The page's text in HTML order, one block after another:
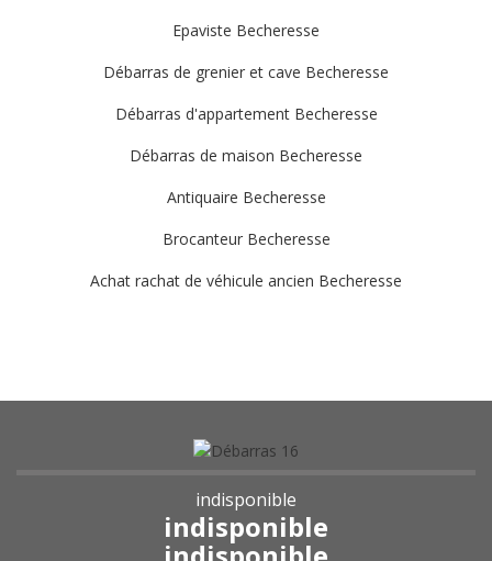
Epaviste Becheresse
Débarras de grenier et cave Becheresse
Débarras d'appartement Becheresse
Débarras de maison Becheresse
Antiquaire Becheresse
Brocanteur Becheresse
Achat rachat de véhicule ancien Becheresse
indisponible
indisponible